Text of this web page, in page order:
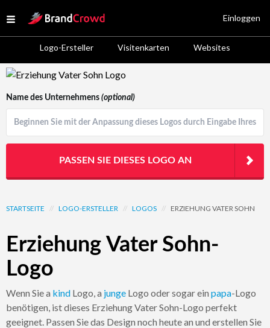
Open menu
Site Logo
Logo-Ersteller Visitenkarten Websites
Einloggen
Logo Template Preview
STARTSEITE // LOGO-ERSTELLER // LOGOS // ERZIEHUNG VATER SOHN
Erziehung Vater Sohn-
Logo
Wenn Sie a kind Logo, a junge Logo oder sogar ein papa-Logo
benötigen, ist dieses Erziehung Vater Sohn-Logo perfekt
geeignet. Passen Sie das Design noch heute an und erstellen Sie
Name des Unternehmens (optional)
PASSEN SIE DIESES LOGO AN